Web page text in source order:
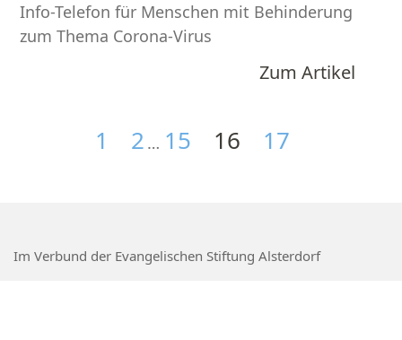
Info-Telefon für Menschen mit Behinderung
zum Thema Corona-Virus
Zum Artikel
1 2 … 15 16 17
Im Verbund der Evangelischen Stiftung Alsterdorf